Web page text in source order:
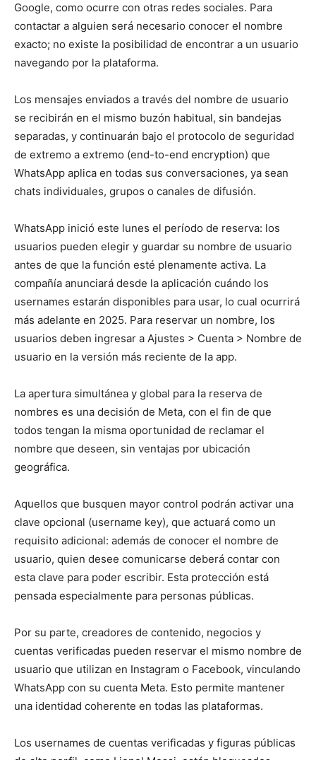
Google, como ocurre con otras redes sociales. Para
contactar a alguien será necesario conocer el nombre
exacto; no existe la posibilidad de encontrar a un usuario
navegando por la plataforma.
Los mensajes enviados a través del nombre de usuario
se recibirán en el mismo buzón habitual, sin bandejas
separadas, y continuarán bajo el protocolo de seguridad
de extremo a extremo (end-to-end encryption) que
WhatsApp aplica en todas sus conversaciones, ya sean
chats individuales, grupos o canales de difusión.
WhatsApp inició este lunes el período de reserva: los
usuarios pueden elegir y guardar su nombre de usuario
antes de que la función esté plenamente activa. La
compañía anunciará desde la aplicación cuándo los
usernames estarán disponibles para usar, lo cual ocurrirá
más adelante en 2025. Para reservar un nombre, los
usuarios deben ingresar a Ajustes > Cuenta > Nombre de
usuario en la versión más reciente de la app.
La apertura simultánea y global para la reserva de
nombres es una decisión de Meta, con el fin de que
todos tengan la misma oportunidad de reclamar el
nombre que deseen, sin ventajas por ubicación
geográfica.
Aquellos que busquen mayor control podrán activar una
clave opcional (username key), que actuará como un
requisito adicional: además de conocer el nombre de
usuario, quien desee comunicarse deberá contar con
esta clave para poder escribir. Esta protección está
pensada especialmente para personas públicas.
Por su parte, creadores de contenido, negocios y
cuentas verificadas pueden reservar el mismo nombre de
usuario que utilizan en Instagram o Facebook, vinculando
WhatsApp con su cuenta Meta. Esto permite mantener
una identidad coherente en todas las plataformas.
Los usernames de cuentas verificadas y figuras públicas